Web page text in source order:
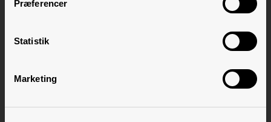
Præferencer
Statistik
Marketing